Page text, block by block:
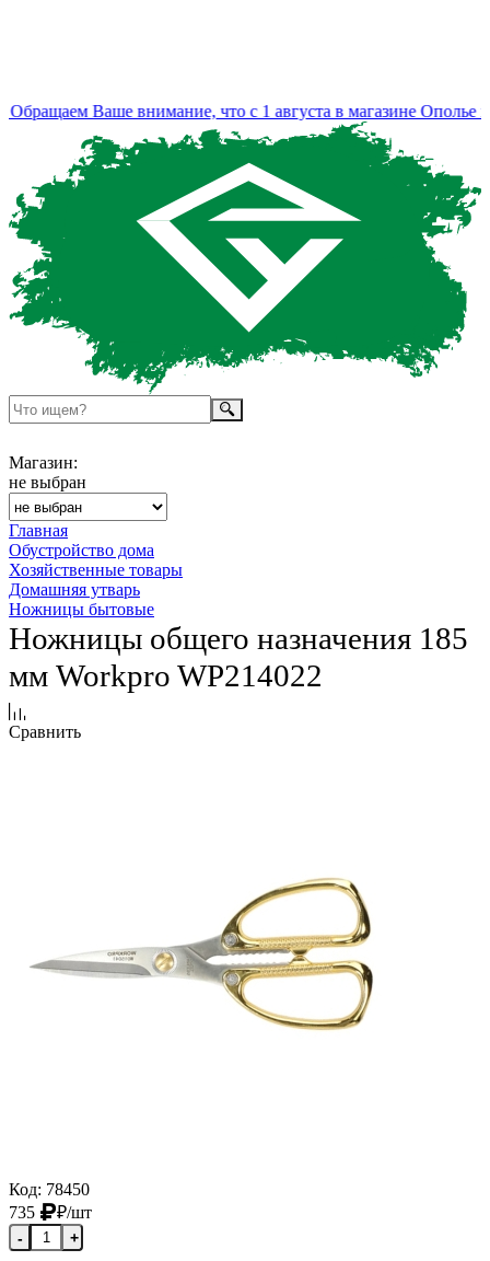
Ваше внимание, что с 1 августа в магазине Ополье
Магазин:
не выбран
Главная
Обустройство дома
Хозяйственные товары
Домашняя утварь
Ножницы бытовые
Ножницы общего назначения 185
мм Workpro WP214022
Сравнить
Код: 78450
735
₽/шт
- +